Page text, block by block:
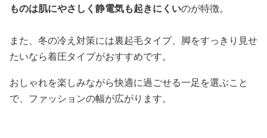
ものは肌にやさしく静電気も起きにくいのが特徴。
また、冬の冷え対策には裏起毛タイプ、脚をすっきり見せ
たいなら着圧タイプがおすすめです。
おしゃれを楽しみながら快適に過ごせる一足を選ぶこと
で、ファッションの幅が広がります。